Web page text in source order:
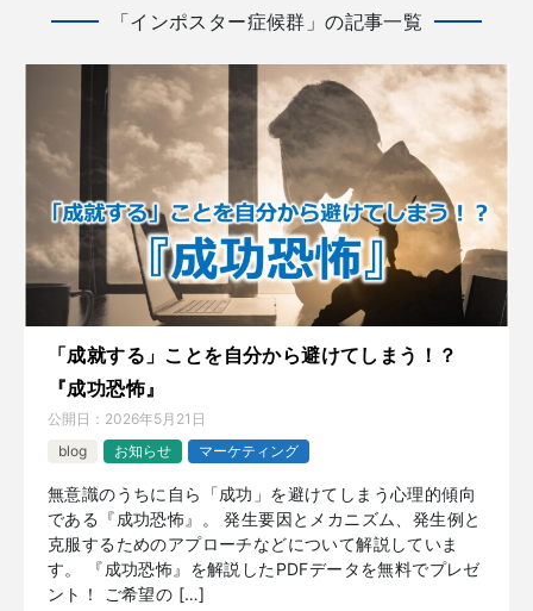
「インポスター症候群」の記事一覧
「成就する」ことを自分から避けてしまう！？
『成功恐怖』
公開日： 2026年5月21日
blog
お知らせ マーケティング
無意識のうちに自ら「成功」を避けてしまう心理的傾向
である『成功恐怖』。 発生要因とメカニズム、発生例と
克服するためのアプローチなどについて解説していま
す。 『成功恐怖』を解説したPDFデータを無料でプレゼ
ント！ ご希望の […]